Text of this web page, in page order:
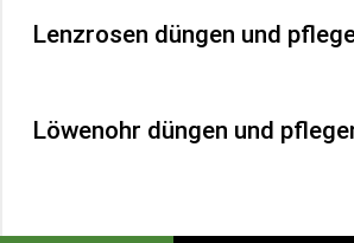
Lenzrosen düngen und
Löwenohr düngen und